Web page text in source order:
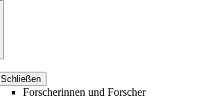
Schließen
Forscherinnen und Forscher